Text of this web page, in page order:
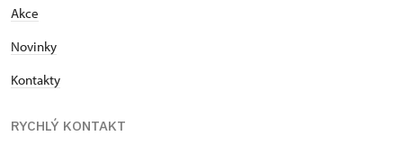
Akce
Novinky
Kontakty
RYCHLÝ KONTAKT